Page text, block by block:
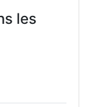
les